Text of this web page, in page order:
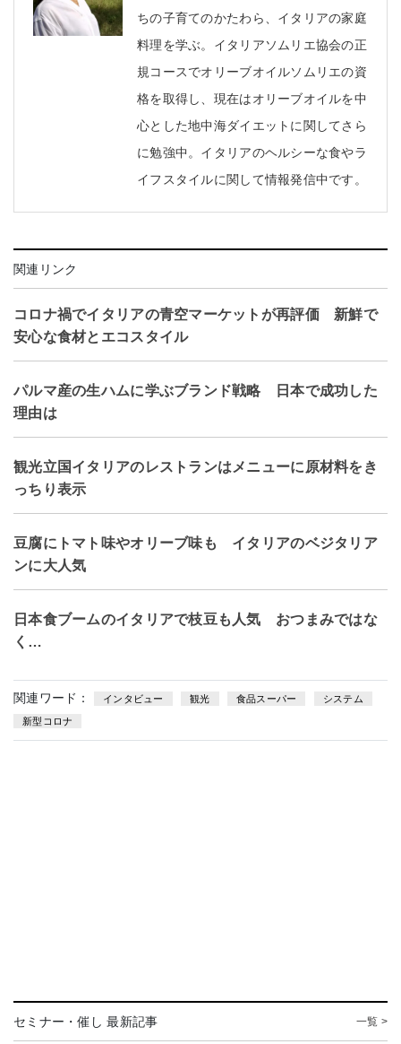
ちの子育てのかたわら、イタリアの家庭
料理を学ぶ。イタリアソムリエ協会の正
規コースでオリーブオイルソムリエの資
格を取得し、現在はオリーブオイルを中
心とした地中海ダイエットに関してさら
に勉強中。イタリアのヘルシーな食やラ
イフスタイルに関して情報発信中です。
関連リンク
コロナ禍でイタリアの青空マーケットが再評価 新鮮で
安心な食材とエコスタイル
パルマ産の生ハムに学ぶブランド戦略 日本で成功した
理由は
観光立国イタリアのレストランはメニューに原材料をき
っちり表示
豆腐にトマト味やオリーブ味も イタリアのベジタリア
ンに大人気
日本食ブームのイタリアで枝豆も人気 おつまみではな
く…
関連ワード： インタビュー 観光 食品スーパー システム
新型コロナ
セミナー・催し 最新記事 一覧 >